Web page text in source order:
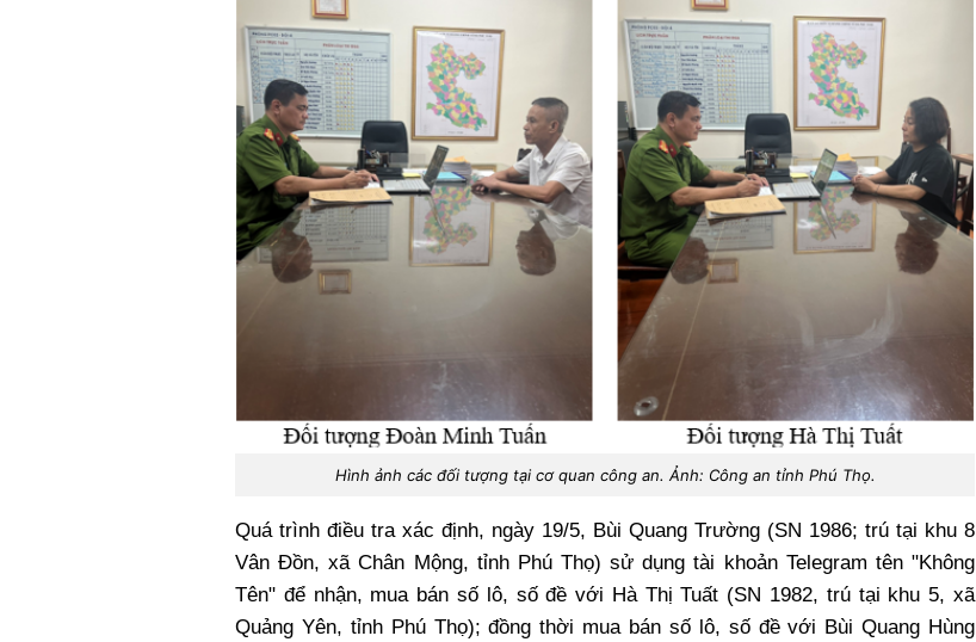
Hình ảnh các đối tượng tại cơ quan công an. Ảnh: Công an tỉnh Phú Thọ.
Quá trình điều tra xác định, ngày 19/5, Bùi Quang Trường (SN 1986; trú tại khu 8
Vân Đồn, xã Chân Mộng, tỉnh Phú Thọ) sử dụng tài khoản Telegram tên "Không
Tên" để nhận, mua bán số lô, số đề với Hà Thị Tuất (SN 1982, trú tại khu 5, xã
Quảng Yên, tỉnh Phú Thọ); đồng thời mua bán số lô, số đề với Bùi Quang Hùng